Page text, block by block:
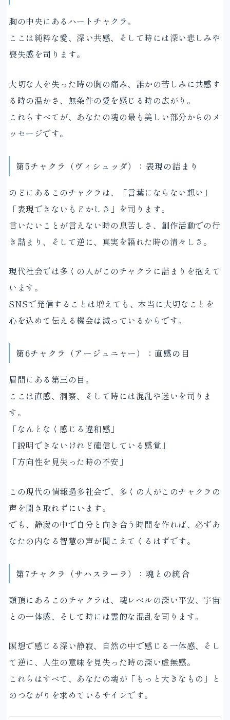
胸の中央にあるハートチャクラ。
ここは純粋な愛、深い共感、そして時には深い悲しみや
喪失感を司ります。
大切な人を失った時の胸の痛み、誰かの苦しみに共感す
る時の温かさ、無条件の愛を感じる時の広がり。
これらすべてが、あなたの魂の最も美しい部分からのメ
ッセージです。
第5チャクラ（ヴィシュッダ）：表現の詰まり
のどにあるこのチャクラは、「言葉にならない想い」
「表現できないもどかしさ」を司ります。
言いたいことが言えない時の息苦しさ、創作活動での行
き詰まり、そして逆に、真実を語れた時の清々しさ。
現代社会では多くの人がこのチャクラに詰まりを抱えて
います。
SNSで発信することは増えても、本当に大切なことを
心を込めて伝える機会は減っているからです。
第6チャクラ（アージュニャー）：直感の目
眉間にある第三の目。
ここは直感、洞察、そして時には混乱や迷いを司りま
す。
「なんとなく感じる違和感」
「説明できないけれど確信している感覚」
「方向性を見失った時の不安」
この現代の情報過多社会で、多くの人がこのチャクラの
声を聞き取れずにいます。
でも、静寂の中で自分と向き合う時間を作れば、必ずあ
なたの内なる智慧の声が聞こえてくるはずです。
第7チャクラ（サハスラーラ）：魂との統合
頭頂にあるこのチャクラは、魂レベルの深い平安、宇宙
との一体感、そして時には霊的な混乱を司ります。
瞑想で感じる深い静寂、自然の中で感じる一体感、そし
て逆に、人生の意味を見失った時の深い虚無感。
これらはすべて、あなたの魂が「もっと大きなもの」と
のつながりを求めているサインです。